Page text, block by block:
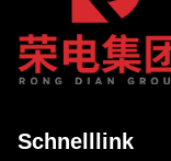
Schnelllink